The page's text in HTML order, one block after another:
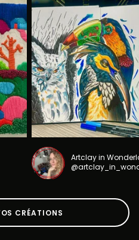
Artclay in
CRÉATIONS